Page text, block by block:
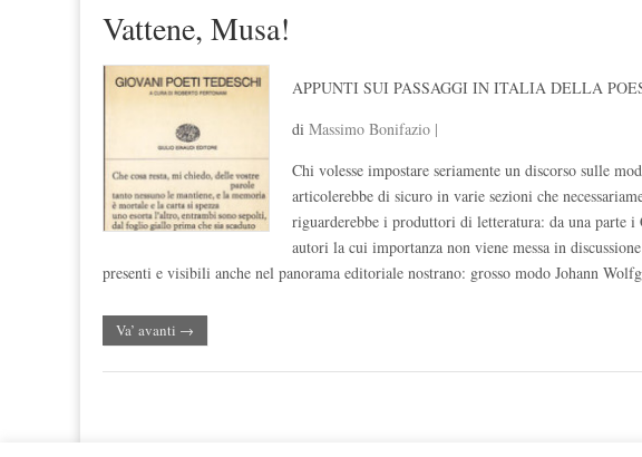
Vattene, Musa!
APPUNTI SUI PASSAGGI IN ITALIA DELLA
di Massimo Bonifazio |
Chi volesse impostare seriamente un discorso sulle
articolerebbe di sicuro in varie sezioni che
riguarderebbe i produttori di letteratura: da una parte
autori la cui importanza non viene messa in
presenti e visibili anche nel panorama editoriale nostrano: grosso modo Johann
Va’ avanti →